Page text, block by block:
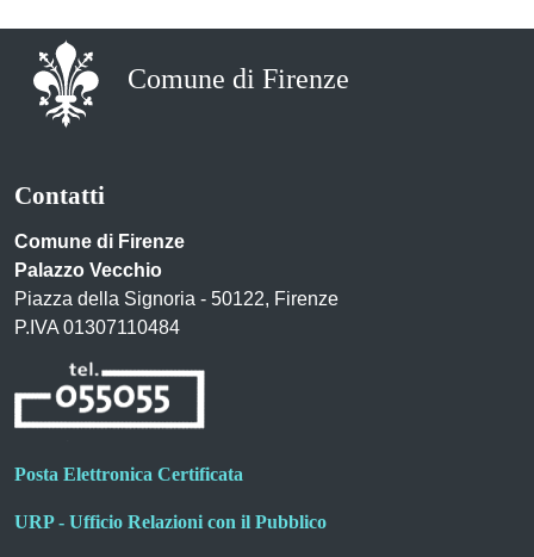
Comune di Firenze
Contatti
Comune di Firenze
Palazzo Vecchio
Piazza della Signoria - 50122, Firenze
P.IVA 01307110484
Posta Elettronica Certificata
URP - Ufficio Relazioni con il Pubblico